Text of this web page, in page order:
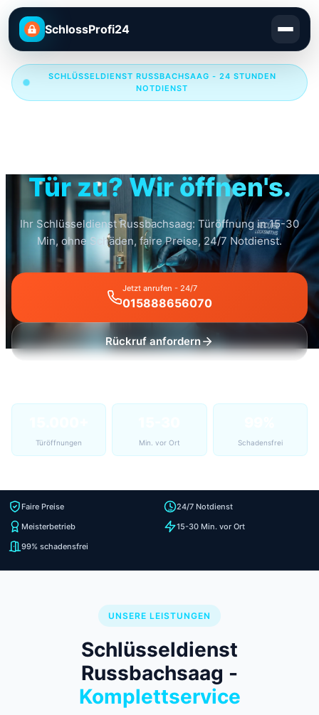
SchlossProfi24
SCHLÜSSELDIENST RUSSBACHSAAG - 24 STUNDEN
NOTDIENST
Tür zu? Wir öffnen's.
Ihr Schlüsseldienst Russbachsaag: Türöffnung in 15-30
Min, ohne Schäden, faire Preise, 24/7 Notdienst.
Jetzt anrufen - 24/7
015888656070
Rückruf anfordern
Türöffnungen Min. vor Ort Schadensfrei
Faire Preise
24/7 Notdienst
Meisterbetrieb
15-30 Min. vor Ort
99% schadensfrei
UNSERE LEISTUNGEN
Schlüsseldienst
Russbachsaag -
Komplettservice